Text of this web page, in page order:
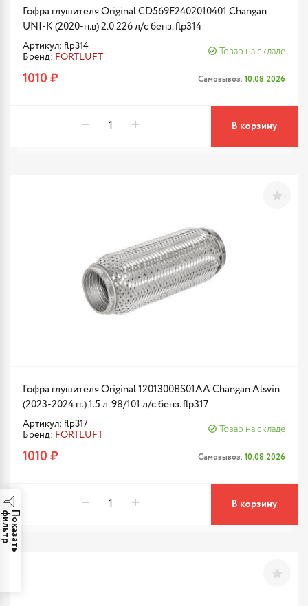
П
о
к
а
з
а
т
ь
ф
и
л
ь
т
Гофра глушителя Original CD569F2402010401 Changan
UNI-K (2020-н.в) 2.0 226 л/с бенз. flp314
Артикул: flp314
Бренд: FORTLUFT
Товар на складе
1010 ₽ Самовывоз: 10.08.2026
В корзину
Гофра глушителя Original 1201300BS01AA Changan Alsvin
(2023-2024 гг.) 1.5 л. 98/101 л/с бенз. flp317
Артикул: flp317
Бренд: FORTLUFT
Товар на складе
1010 ₽ Самовывоз: 10.08.2026
В корзину